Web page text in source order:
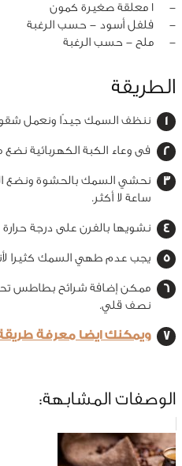
‏-
1 معلقة صغيرة كمون
‏-
فلفل أسود - حسب الرغبة
‏-
ملح - حسب الرغبة
الطريقة
ننظف السمك جيدًا ونعمل شقوق
فى وعاء الكبة الكهربائية
نحشي السمك بالحشوة ونضع
ساعة لا أكثر.
نشويها بالفرن على درجة حرارة 200 لمدة نصف ساعة .
يجب عدم طهي السمك كثيرا
ممكن إضافة شرائح بطاطس
نصف قلي.
ويمكنك ايضا معرفة
الوصفات المشابهة: